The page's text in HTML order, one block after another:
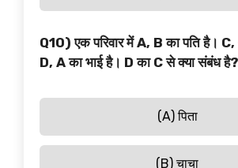
Q10) एक परिवार में A, B का पति है।
D, A का भाई है। D का C से क्या संबंध है?
(A) पिता
(B) चाचा